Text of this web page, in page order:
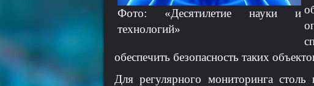
Фото: «Десятилетие науки и
технологий»
обеспечить безопасность таких
Для регулярного мониторинга